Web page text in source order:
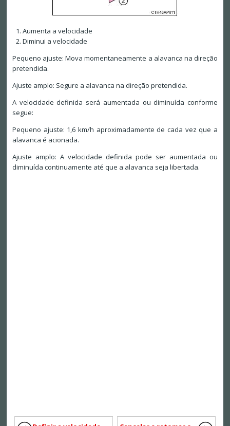
Aumenta a velocidade
Diminui a velocidade
Pequeno ajuste: Mova momentaneamente a alavanca na direção
pretendida.
Ajuste amplo: Segure a alavanca na direção pretendida.
A velocidade definida será aumentada ou diminuída conforme
segue:
Pequeno ajuste: 1,6 km/h aproximadamente de cada vez que a
alavanca é acionada.
Ajuste amplo: A velocidade definida pode ser aumentada ou
diminuída continuamente até que a alavanca seja libertada.